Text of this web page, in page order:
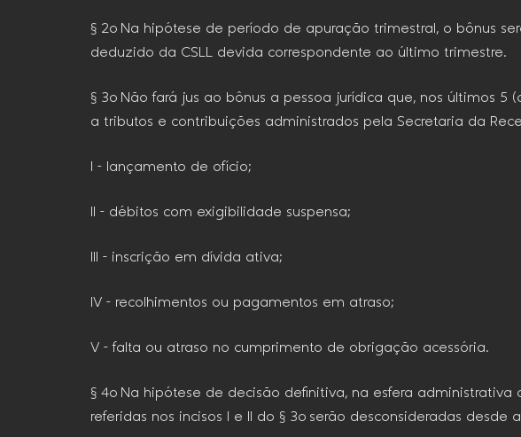
§ 2o Na hipótese de período de apuração trimestral, o bônus
deduzido da CSLL devida correspondente ao último trimestre.
§ 3o Não fará jus ao bônus a pessoa jurídica que, nos últimos
a tributos e contribuições administrados pela Secretaria da
I – lançamento de ofício;
II – débitos com exigibilidade suspensa;
III – inscrição em dívida ativa;
IV – recolhimentos ou pagamentos em atraso;
V – falta ou atraso no cumprimento de obrigação acessória.
§ 4o Na hipótese de decisão definitiva, na esfera
referidas nos incisos I e II do § 3o serão desconsideradas desde